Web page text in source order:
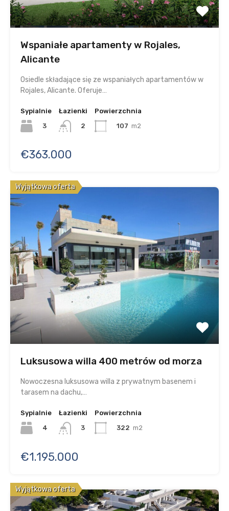
Wspaniałe apartamenty w Rojales,
Alicante
Osiedle składające się ze wspaniałych apartamentów w
Rojales, Alicante. Oferuje…
Sypialnie
3
Łazienki
2
Powierzchnia
107 m2
€363.000
Wyjątkowa oferta
Luksusowa willa 400 metrów od morza
Nowoczesna luksusowa willa z prywatnym basenem i
tarasem na dachu,…
Sypialnie
4
Łazienki
3
Powierzchnia
322 m2
€1.195.000
Wyjątkowa oferta